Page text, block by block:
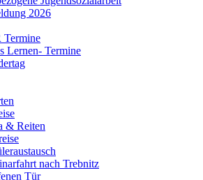
2026
Lernen- Termine
& Reiten
nach Trebnitz
Tür